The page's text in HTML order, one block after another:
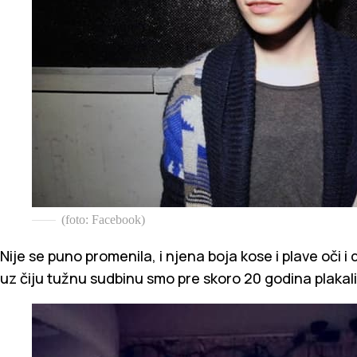
(foto: Facebook)
Nije se puno promenila, i njena boja kose i plave oči
uz čiju tužnu sudbinu smo pre skoro 20 godina